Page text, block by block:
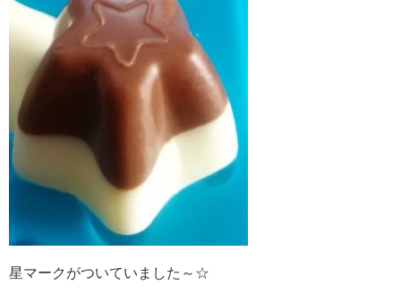
星マークがついていました～☆